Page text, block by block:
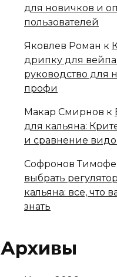
для новичков и
пользователей
Яковлев Роман к
дрипку для
руководство для
профи
Макар Смирнов к
для кальяна:
и сравнение
Софронов
выбрать
кальяна: все, что
знать
Архивы